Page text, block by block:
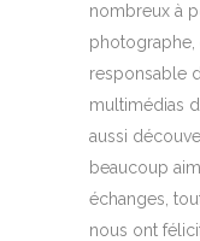
nombreux à
photographe,
responsable
multimédias
aussi
beaucoup
échanges,
nous ont